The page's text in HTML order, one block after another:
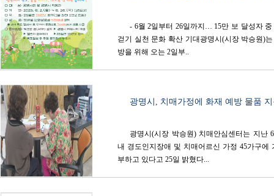
- 6월 2일부터 26일까지… 15만 보 달성자
걷기 실천 문화 확산 기대광명시(시장 박승원)
방을 위해 오는 2일부..
광명시, 치매가정에 화재 예방 물품
광명시(시장 박승원) 치매안심센터는 지난
내 경도인지장애 및 치매어르신 가정 45가구
부하고 있다고 25일 밝혔다...